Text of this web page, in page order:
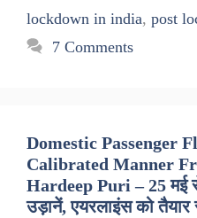
lockdown in india, post
7 Comments
Domestic Passenger
Calibrated Manner
Hardeep Puri – 25 मई
उड़ानें, एयरलाइंस को तैयार